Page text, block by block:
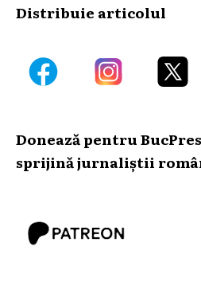
Distribuie articolul
Donează pentru
sprijină jurnaliștii